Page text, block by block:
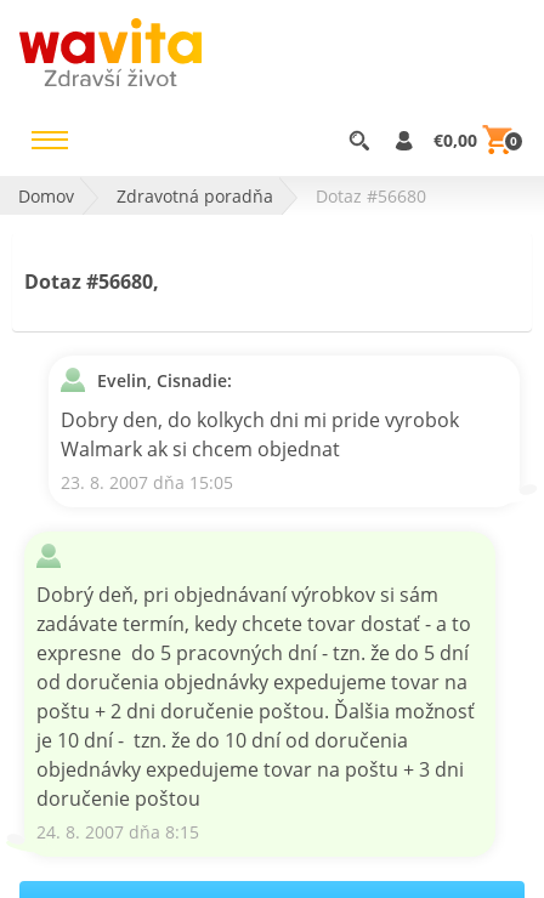
€0,00 0
Domov Zdravotná poradňa Dotaz #56680
Dotaz #56680,
Evelin, Cisnadie:
Dobry den, do kolkych dni mi pride vyrobok
Walmark ak si chcem objednat
23. 8. 2007 dňa 15:05
Dobrý deň, pri objednávaní výrobkov si sám
zadávate termín, kedy chcete tovar dostať - a to
expresne do 5 pracovných dní - tzn. že do 5 dní
od doručenia objednávky expedujeme tovar na
poštu + 2 dni doručenie poštou. Ďalšia možnosť
je 10 dní - tzn. že do 10 dní od doručenia
objednávky expedujeme tovar na poštu + 3 dni
doručenie poštou
24. 8. 2007 dňa 8:15